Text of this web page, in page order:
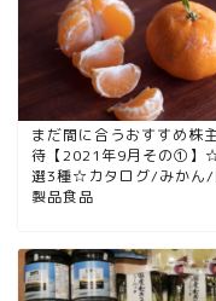
まだ間に合うおすすめ株
待【2021年9月その①】
選3種☆カタログ/みかん/
製品食品